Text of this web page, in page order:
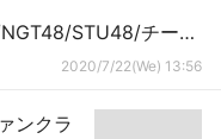
STU48/チーム
2020/7/22(We) 13:56
ンクラ